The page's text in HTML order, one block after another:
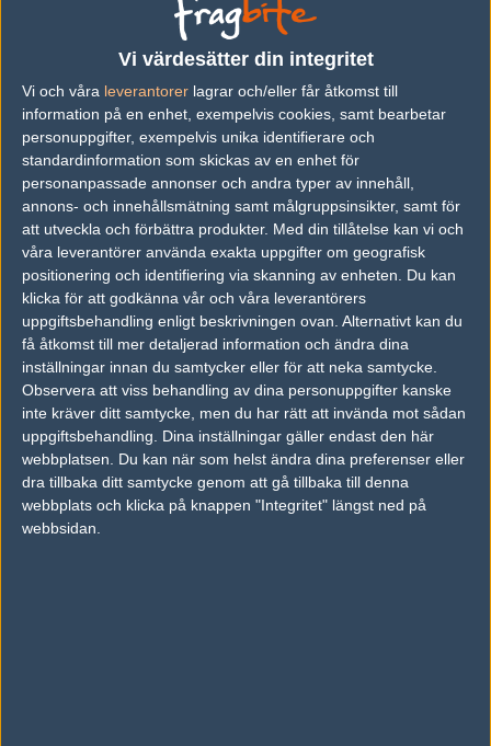
Vi värdesätter din integritet
Vi och våra leverantorer lagrar och/eller får åtkomst till
information på en enhet, exempelvis cookies, samt bearbetar
personuppgifter, exempelvis unika identifierare och
standardinformation som skickas av en enhet för
personanpassade annonser och andra typer av innehåll,
annons- och innehållsmätning samt målgruppsinsikter, samt för
att utveckla och förbättra produkter. Med din tillåtelse kan vi och
våra leverantörer använda exakta uppgifter om geografisk
positionering och identifiering via skanning av enheten. Du kan
klicka för att godkänna vår och våra leverantörers
uppgiftsbehandling enligt beskrivningen ovan. Alternativt kan du
få åtkomst till mer detaljerad information och ändra dina
inställningar innan du samtycker eller för att neka samtycke.
Observera att viss behandling av dina personuppgifter kanske
inte kräver ditt samtycke, men du har rätt att invända mot sådan
uppgiftsbehandling. Dina inställningar gäller endast den här
webbplatsen. Du kan när som helst ändra dina preferenser eller
dra tillbaka ditt samtycke genom att gå tillbaka till denna
webbplats och klicka på knappen "Integritet" längst ned på
webbsidan.
Andre "Ag1l" Gil är en Counter-Strike: Global Offensive-spelare från
Portugal, som för närvarande spelar i For The Win Esports.
Senaste matcherna
15
FEB
JANO Esports5
0%
11 19
For The Win Esp
orts50%
16 15 10
11
SEP
Made in Brazil52% 16 19
For The Win Esports4
8%
12 17 0
10
SEP
BIG 64% 16 12
For The Win Esp
orts36%
7 16 6
09
SEP
G2 Esports 74% 16 16
2
For The Win Esports2
6%
5 6 0
08 Outsiders70% 16 16